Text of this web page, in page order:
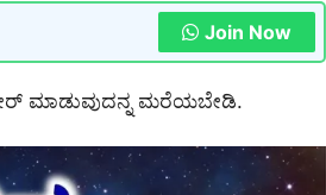
Join Now
ಮಾಡುವುದನ್ನ ಮರೆಯಬೇಡಿ.